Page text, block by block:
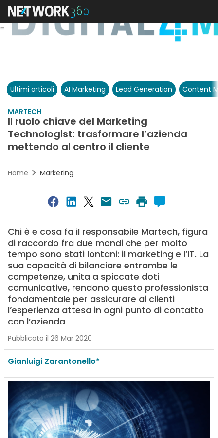
Ultimi articoli AI Marketing Lead Generation Content
MARTECH
Il ruolo chiave del Marketing
Technologist: trasformare l’azienda
mettendo al centro il cliente
Home Marketing
Chi è e cosa fa il responsabile Martech, figura
di raccordo fra due mondi che per molto
tempo sono stati lontani: il marketing e l’IT. La
sua capacità di bilanciare entrambe le
competenze, unita a spiccate doti
comunicative, rendono questo professionista
fondamentale per assicurare ai clienti
l’esperienza attesa in ogni punto di contatto
con l’azienda
Pubblicato il 26 Mar 2020
Gianluigi Zarantonello*